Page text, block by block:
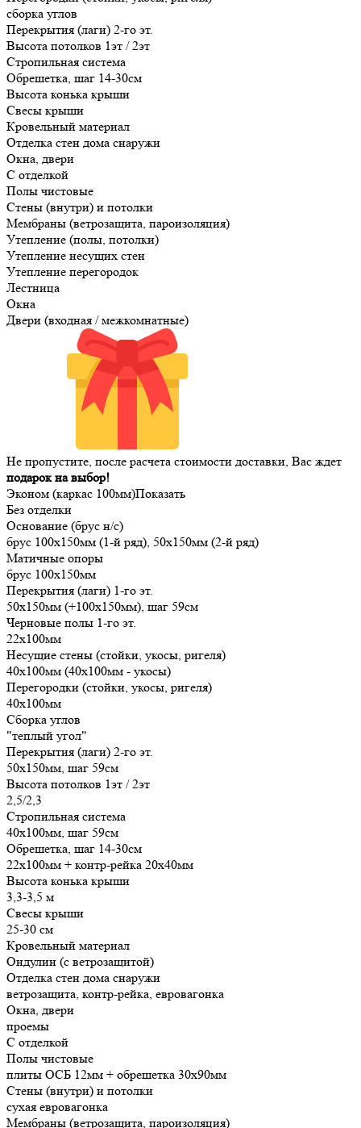
сборка углов
Перекрытия (лаги) 2-го эт.
Высота потолков 1эт / 2эт
Стропильная система
Обрешетка, шаг 14-30см
Высота конька крыши
Свесы крыши
Кровельный материал
Отделка стен дома снаружи
Окна, двери
С отделкой
Полы чистовые
Стены (внутри) и потолки
Мембраны (ветрозащита, пароизоляция)
Утепление (полы, потолки)
Утепление несущих стен
Утепление перегородок
Лестница
Окна
Двери (входная / межкомнатные)
Не пропустите, после расчета стоимости доставки, Вас ждет
подарок на выбор!
Эконом (каркас 100мм)Показать
Без отделки
Основание (брус н/с)
брус 100х150мм (1-й ряд), 50х150мм (2-й ряд)
Матичные опоры
брус 100х150мм
Перекрытия (лаги) 1-го эт.
50х150мм (+100х150мм), шаг 59см
Черновые полы 1-го эт.
22х100мм
Несущие стены (стойки, укосы, ригеля)
40х100мм (40х100мм - укосы)
Перегородки (стойки, укосы, ригеля)
40х100мм
Сборка углов
"теплый угол"
Перекрытия (лаги) 2-го эт.
50х150мм, шаг 59см
Высота потолков 1эт / 2эт
2,5/2,3
Стропильная система
40х100мм, шаг 59см
Обрешетка, шаг 14-30см
22х100мм + контр-рейка 20х40мм
Высота конька крыши
3,3-3,5 м
Свесы крыши
25-30 см
Кровельный материал
Ондулин (с ветрозащитой)
Отделка стен дома снаружи
ветрозащита, контр-рейка, евровагонка
Окна, двери
проемы
С отделкой
Полы чистовые
плиты ОСБ 12мм + обрешетка 30х90мм
Стены (внутри) и потолки
сухая евровагонка
Мембраны (ветрозащита, пароизоляция)